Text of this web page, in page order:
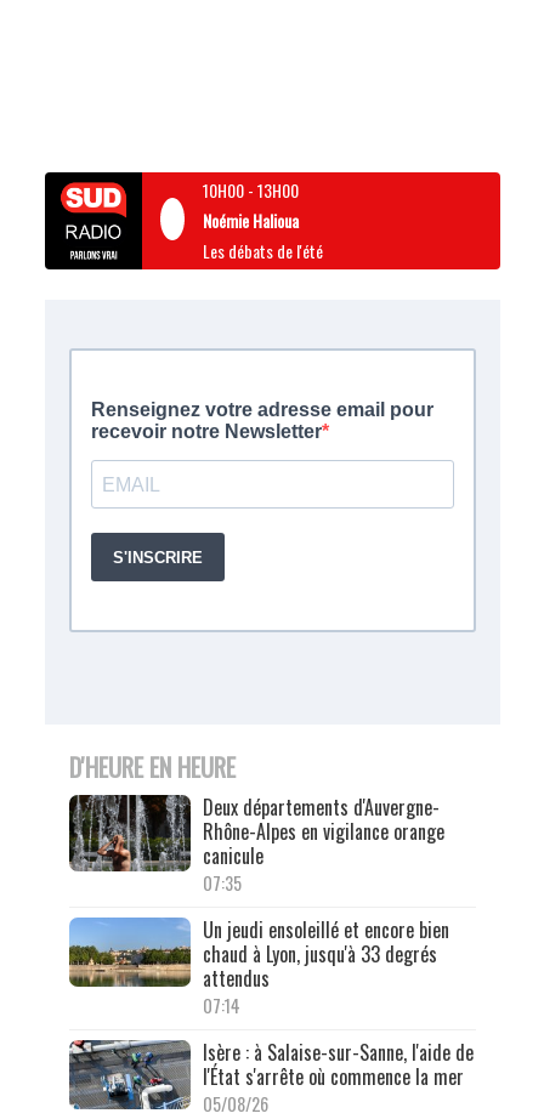
10H00-13H00
Noémie Halioua
Les débats de l'été
D'HEURE EN HEURE
Deux départements d'Auvergne-
Rhône-Alpes en vigilance orange
canicule
07:35
Un jeudi ensoleillé et encore bien
chaud à Lyon, jusqu'à 33 degrés
attendus
07:14
Isère : à Salaise-sur-Sanne, l'aide de
l'État s'arrête où commence la mer
05/08/26